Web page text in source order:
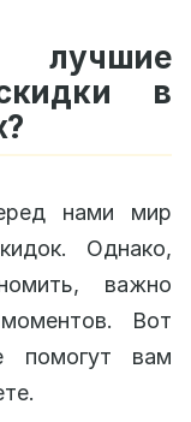
в
нами мир
Однако,
важно
Вот
помогут вам